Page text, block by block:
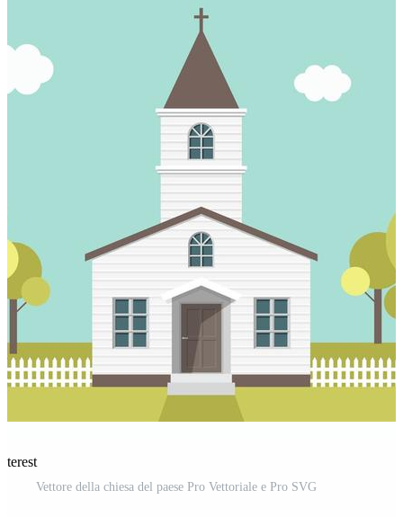
Vettore della chiesa del paese Pro Vettoriale e Pro SVG